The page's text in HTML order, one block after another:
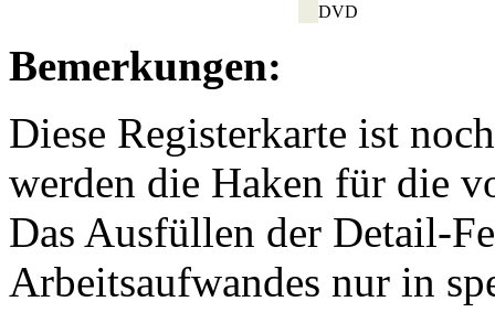
DVD
Bemerkungen:
Diese Registerkarte ist
werden die Haken für die
Das Ausfüllen der Detail-
Arbeitsaufwandes nur in